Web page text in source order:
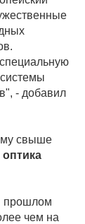
- добавил
свыше
оптика
прошлом
чем на